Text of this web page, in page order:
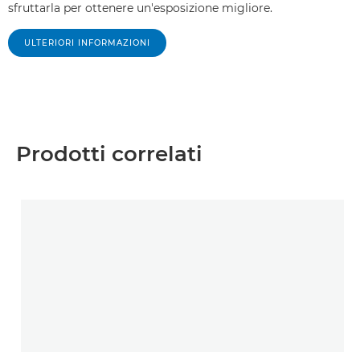
sfruttarla per ottenere un'esposizione migliore.
ULTERIORI INFORMAZIONI
Prodotti correlati